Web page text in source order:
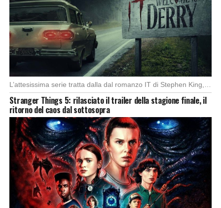
L’attesissima serie tratta dalla dal romanzo IT di Stephen King, arriverà anche in Italia, molto […]
Stranger Things 5: rilasciato il trailer della stagione finale, il
ritorno del caos dal sottosopra